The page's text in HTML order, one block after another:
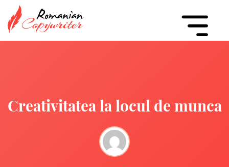
Creativitatea la locul de munca